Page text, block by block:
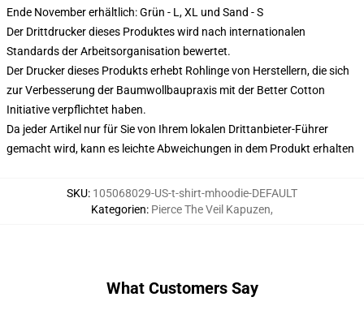
Ende November erhältlich: Grün - L, XL und Sand - S
Der Drittdrucker dieses Produktes wird nach internationalen
Standards der Arbeitsorganisation bewertet.
Der Drucker dieses Produkts erhebt Rohlinge von Herstellern, die sich
zur Verbesserung der Baumwollbaupraxis mit der Better Cotton
Initiative verpflichtet haben.
Da jeder Artikel nur für Sie von Ihrem lokalen Drittanbieter-Führer
gemacht wird, kann es leichte Abweichungen in dem Produkt erhalten
SKU: 105068029-US-t-shirt-mhoodie-DEFAULT
Kategorien: Pierce The Veil Kapuzen,
What Customers Say